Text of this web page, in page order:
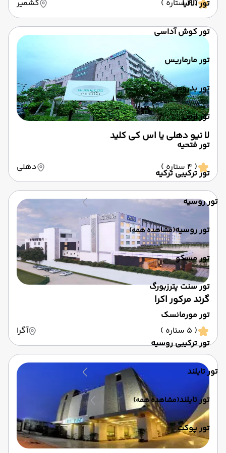
تور آلانیا
تور کوش آداسی
تور مارماریس
تور بدروم
تور ازمیر
تور فتحیه
تور ترکیبی ترکیه
تور روسیه
تور روسیه(مشاهده همه)
تور مسکو
تور سنت پترزبورگ
تور مورمانسک
تور ترکیبی روسیه
تور تایلند
تور تایلند(مشاهده همه)
تور پوکت
( 4 ستاره ) کشمیر
لا نیو دهلی یا اس کی کلید
( 4 ستاره ) دهلی
گرند مرکور اکرا
( 5 ستاره ) آگرا